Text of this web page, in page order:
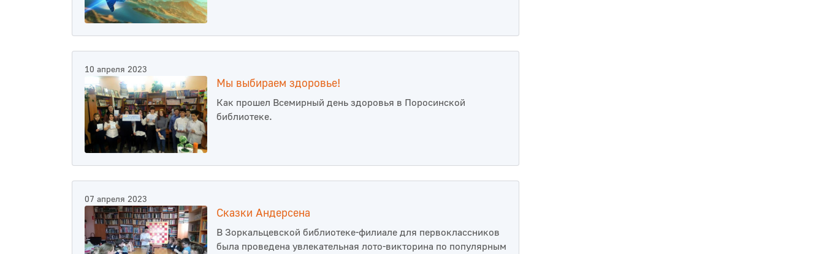
10 апреля 2023
Мы выбираем здоровье!
Как прошел Всемирный день здоровья в Поросинской
библиотеке.
07 апреля 2023
Сказки Андерсена
В Зоркальцевской библиотеке-филиале для первоклассников
была проведена увлекательная лото-викторина по популярным